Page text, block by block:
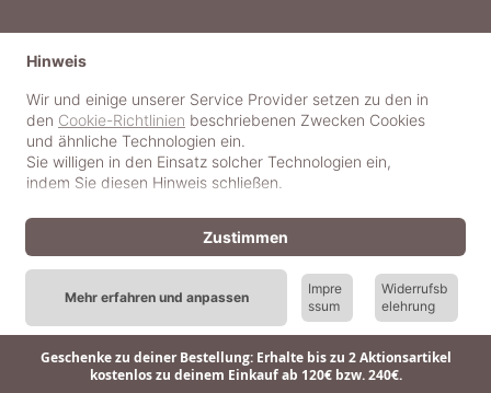
Geschenke zu deiner Bestellung: Erhalte bis zu 2 Aktionsartikel
kostenlos zu deinem Einkauf ab 120€ bzw. 240€.
© 2018-2025 dekoster GmbH
Hinweis
Wir und einige unserer Service Provider setzen zu den in
den Cookie-Richtlinien beschriebenen Zwecken Cookies
und ähnliche Technologien ein.
Sie willigen in den Einsatz solcher Technologien ein,
indem Sie diesen Hinweis schließen.
Mehr erfahren und anpassen
Impre
ssum
Widerrufsb
elehrung
Zustimmen